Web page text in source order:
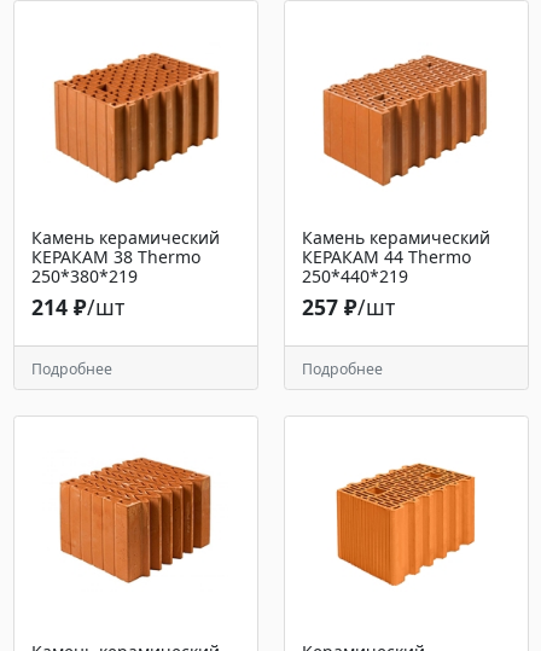
Камень керамический
КЕРАКАМ 38 Тhermo
250*380*219
214 ₽/шт
Подробнее
Камень керамический
КЕРАКАМ 44 Thermo
250*440*219
257 ₽/шт
Подробнее